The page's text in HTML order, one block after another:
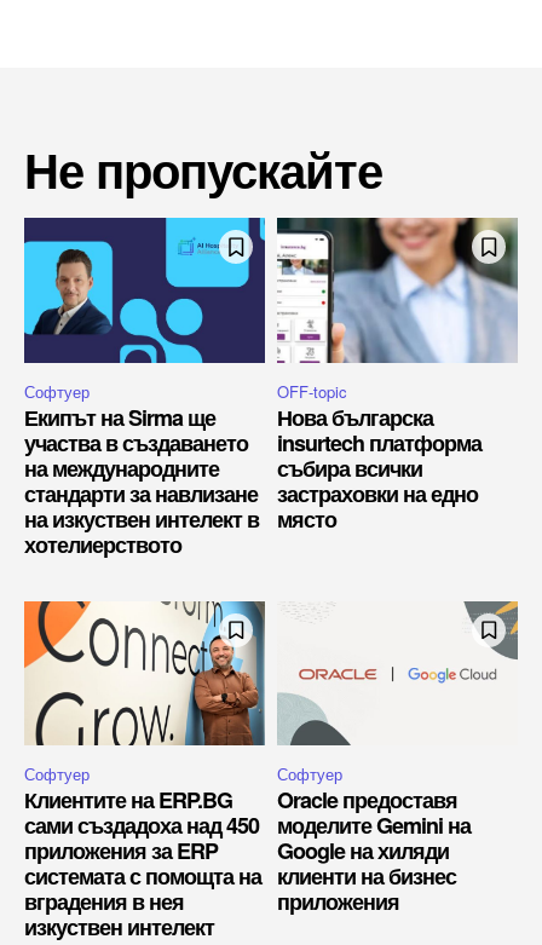
Не пропускайте
Софтуер
Екипът на Sirma ще
участва в създаването
на международните
стандарти за навлизане
на изкуствен интелект в
хотелиерството
OFF-topic
Нова българска
insurtech платформа
събира всички
застраховки на едно
място
Софтуер
Клиентите на ERP.BG
сами създадоха над 450
приложения за ERP
системата с помощта на
вградения в нея
изкуствен интелект
Софтуер
Oracle предоставя
моделите Gemini на
Google на хиляди
клиенти на бизнес
приложения